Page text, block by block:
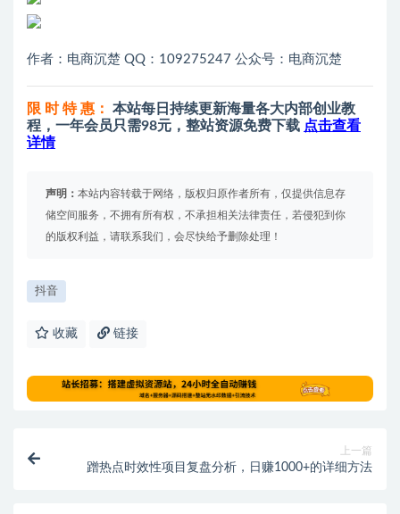
作者：电商沉楚 QQ：109275247 公众号：电商沉楚
限 时 特 惠：
本站每日持续更新海量各大内部创业教
程，一年会员只需98元，整站资源免费下载 点击查看
详情
声明： 本站内容转载于网络，版权归原作者所有，仅提供信息存
储空间服务，不拥有所有权，不承担相关法律责任，若侵犯到你
的版权利益，请联系我们，会尽快给予删除处理！
抖音
收藏 链接
上一篇
蹭热点时效性项目复盘分析，日赚1000+的详细方法